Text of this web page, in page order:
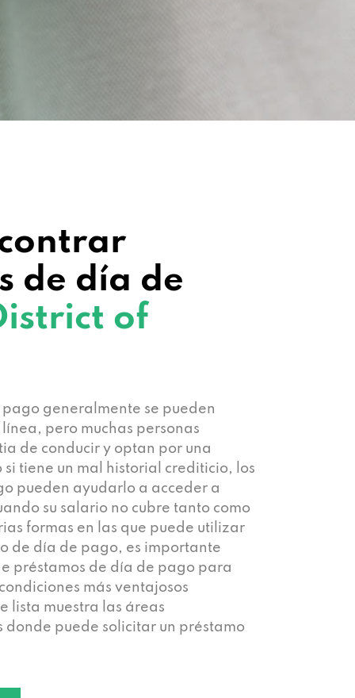
de día de
of
generalmente se pueden
pero muchas personas
de conducir y optan por una
tiene un mal historial crediticio, los
pueden ayudarlo a acceder a
su salario no cubre tanto como
formas en las que puede utilizar
de día de pago, es importante
préstamos de día de pago para
más ventajosos
lista muestra las áreas
puede solicitar un préstamo